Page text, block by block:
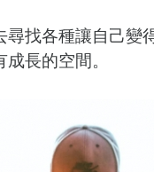
找各種讓自己變
長的空間。